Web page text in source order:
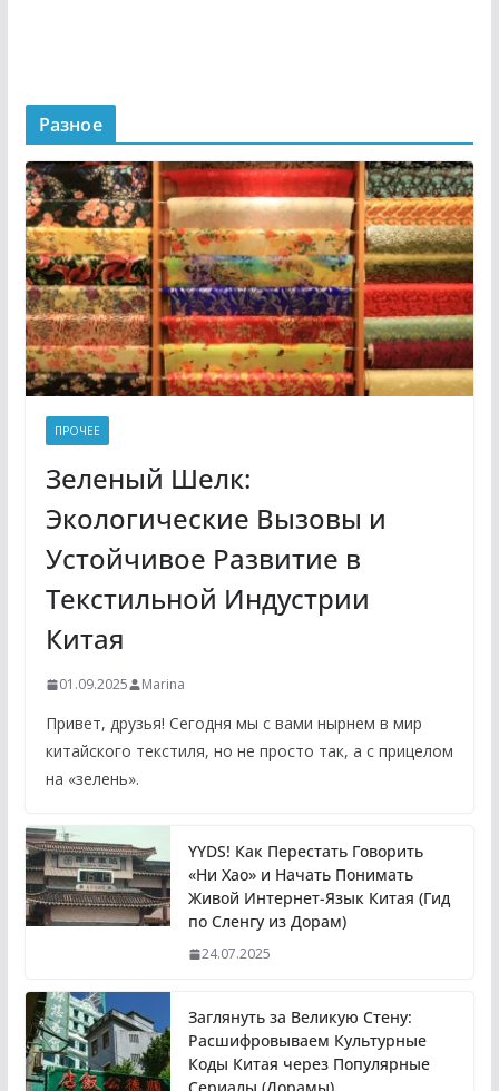
Разное
ПРОЧЕЕ
Зеленый Шелк:
Экологические Вызовы и
Устойчивое Развитие в
Текстильной Индустрии
Китая
01.09.2025 Marina
Привет, друзья! Сегодня мы с вами нырнем в мир
китайского текстиля, но не просто так, а с прицелом
на «зелень».
YYDS! Как Перестать Говорить
«Ни Хао» и Начать Понимать
Живой Интернет-Язык Китая (Гид
по Сленгу из Дорам)
24.07.2025
Заглянуть за Великую Стену:
Расшифровываем Культурные
Коды Китая через Популярные